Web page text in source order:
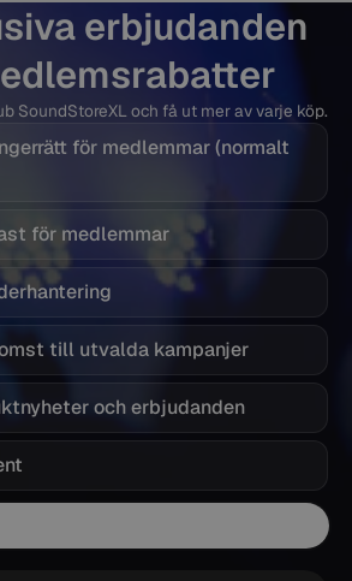
erbjudanden
SoundStoreXL och få ut mer av varje köp.
för medlemmar (normalt
för medlemmar
till utvalda kampanjer
och erbjudanden